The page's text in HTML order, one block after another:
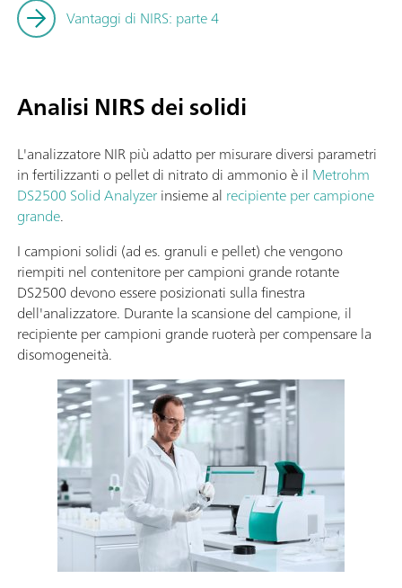
Vantaggi di NIRS: parte 4
Analisi NIRS dei solidi
L'analizzatore NIR più adatto per misurare diversi parametri
in fertilizzanti o pellet di nitrato di ammonio è il Metrohm
DS2500 Solid Analyzerinsieme al recipiente per campione
grande.
I campioni solidi (ad es. granuli e pellet) che vengono
riempiti nel contenitore per campioni grande rotante
DS2500 devono essere posizionati sulla finestra
dell'analizzatore. Durante la scansione del campione, il
recipiente per campioni grande ruoterà per compensare la
disomogeneità.